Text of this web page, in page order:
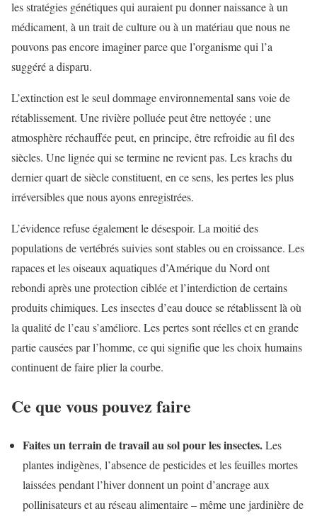
les stratégies génétiques qui auraient pu donner naissance à un
médicament, à un trait de culture ou à un matériau que nous ne
pouvons pas encore imaginer parce que l’organisme qui l’a
suggéré a disparu.
L’extinction est le seul dommage environnemental sans voie de
rétablissement. Une rivière polluée peut être nettoyée ; une
atmosphère réchauffée peut, en principe, être refroidie au fil des
siècles. Une lignée qui se termine ne revient pas. Les krachs du
dernier quart de siècle constituent, en ce sens, les pertes les plus
irréversibles que nous ayons enregistrées.
L’évidence refuse également le désespoir. La moitié des
populations de vertébrés suivies sont stables ou en croissance. Les
rapaces et les oiseaux aquatiques d’Amérique du Nord ont
rebondi après une protection ciblée et l’interdiction de certains
produits chimiques. Les insectes d’eau douce se rétablissent là où
la qualité de l’eau s’améliore. Les pertes sont réelles et en grande
partie causées par l’homme, ce qui signifie que les choix humains
continuent de faire plier la courbe.
Ce que vous pouvez faire
Faites un terrain de travail au sol pour les insectes.Les
plantes indigènes, l’absence de pesticides et les feuilles mortes
laissées pendant l’hiver donnent un point d’ancrage aux
pollinisateurs et au réseau alimentaire – même une jardinière de